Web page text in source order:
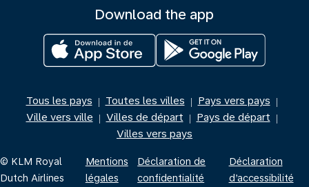
Download the app
Tous les pays | Toutes les villes | Pays vers pays |
Ville vers ville | Villes de départ | Pays de départ |
Villes vers pays
© KLM Royal
Dutch Airlines
Mentions
légales
Déclaration de
confidentialité
Déclaration
d’accessibilité